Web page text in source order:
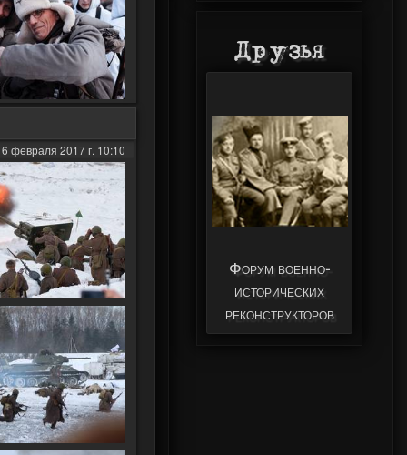
февраля 2017 г. 10:10
Друзья
Willys MB